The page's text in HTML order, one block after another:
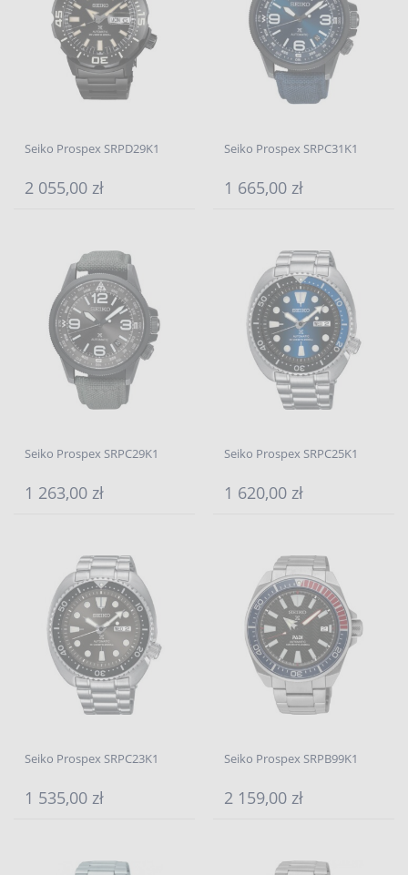
Seiko Prospex SRPD29K1
2 055,00 zł
Seiko Prospex SRPC31K1
1 665,00 zł
Seiko Prospex SRPC29K1
1 263,00 zł
Seiko Prospex SRPC25K1
1 620,00 zł
Seiko Prospex SRPC23K1
1 535,00 zł
Seiko Prospex SRPB99K1
2 159,00 zł